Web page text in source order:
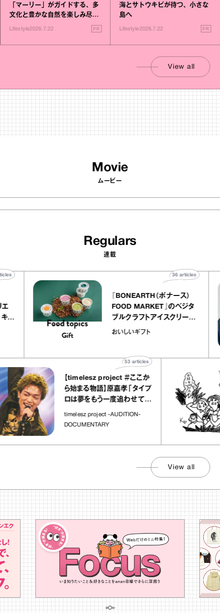
「マーリー」がガイドする、多
文化と豊かな自然を楽しみ尽く
Lifestyle2026.7.22 PR
海とサトウキビが待つ、小さな
島へ
Lifestyle2026.7.22 PR
View all
Movie
ムービー
Regulars
連載
アトリエ
ープ キャ
40
『BONEARTH（ボナース）
FOOD MARKET』のベジタ
ブルクラフトアイスクリーム
｜真野知子の「おいしいギフ
おいしいギフト
36
【timelesz project ＃ここか
ら始まる物語】原嘉孝「タイプ
ロは夢をもう一度追わせてく
れた場所」
timelesz project -AUDITION-
DOCUMENTARY
articles
View all